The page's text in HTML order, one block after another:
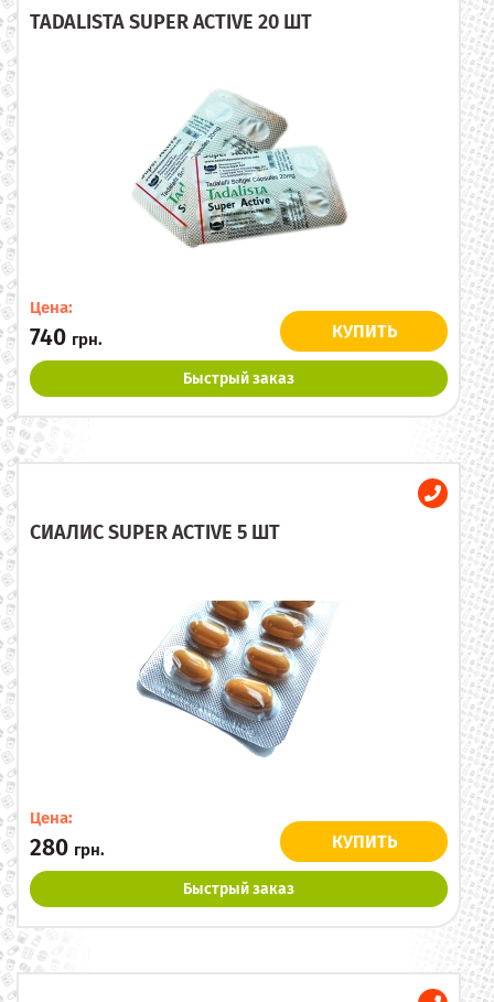
TADALISTA SUPER ACTIVE 20 ШТ
Цена:
740 грн. КУПИТЬ
Быстрый заказ
СИАЛИС SUPER ACTIVE 5 ШТ
Цена:
280 грн. КУПИТЬ
Быстрый заказ